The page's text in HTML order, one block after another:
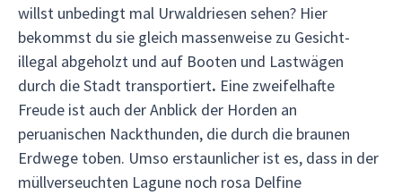
willst unbedingt mal Urwaldriesen sehen? Hier
bekommst du sie gleich massenweise zu Gesicht-
illegal abgeholzt und auf Booten und Lastwägen
durch die Stadt transportiert. Eine zweifelhafte
Freude ist auch der Anblick der Horden an
peruanischen Nackthunden, die durch die braunen
Erdwege toben. Umso erstaunlicher ist es, dass in der
müllverseuchten Lagune noch rosa Delfine